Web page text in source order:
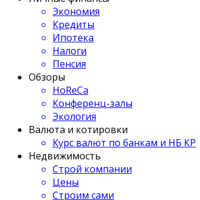
Экономия
Кредиты
Ипотека
Налоги
Пенсия
Обзоры
HoReCa
Конференц-залы
Экология
Валюта и котировки
Курс валют по банкам и НБ КР
Недвижимость
Строй компании
Цены
Строим сами